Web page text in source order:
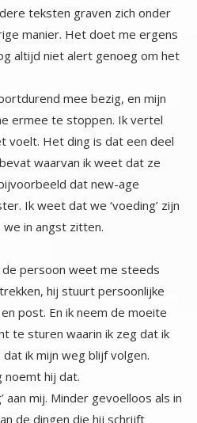
mee bezig, en mijn
ermee te stoppen. Ik vertel
Het ding is dat een deel
waarvan ik weet dat ze
bijvoorbeeld dat new-age
Ik weet dat we ‘voeding’ zijn
in angst zitten.
persoon weet me steeds
hij stuurt persoonlijke
post. En ik neem de moeite
te sturen waarin ik zeg dat ik
dat ik mijn weg blijf volgen.
noemt hij dat.
aan mij. Minder gevoelloos als in
van de dingen die hij schrijft